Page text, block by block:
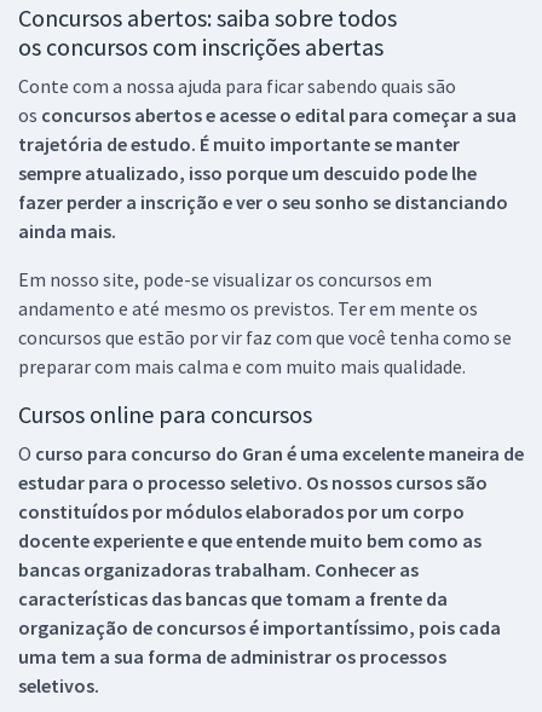
Concursos abertos: saiba sobre todos
os concursos com inscrições abertas
Conte com a nossa ajuda para ficar sabendo quais são
os concursos abertos e acesse o edital para começar a sua
trajetória de estudo. É muito importante se manter
sempre atualizado, isso porque um descuido pode lhe
fazer perder a inscrição e ver o seu sonho se distanciando
ainda mais.
Em nosso site, pode-se visualizar os concursos em
andamento e até mesmo os previstos. Ter em mente os
concursos que estão por vir faz com que você tenha como se
preparar com mais calma e com muito mais qualidade.
Cursos online para concursos
O curso para concurso do Gran é uma excelente maneira de
estudar para o processo seletivo. Os nossos cursos são
constituídos por módulos elaborados por um corpo
docente experiente e que entende muito bem como as
bancas organizadoras trabalham. Conhecer as
características das bancas que tomam a frente da
organização de concursos é importantíssimo, pois cada
uma tem a sua forma de administrar os processos
seletivos.